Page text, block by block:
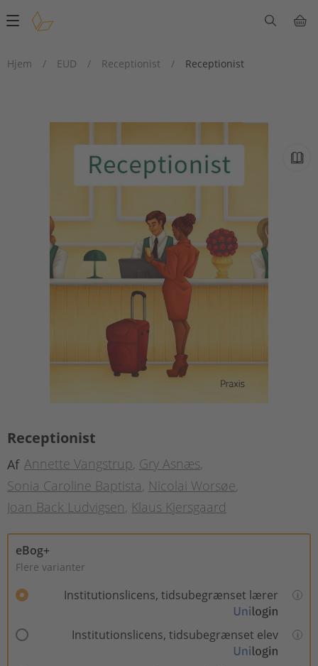
Main
Hjem
/ EUD / Receptionist / Receptionist
Receptionist
Af Annette Vangstrup Gry Asnæs
Sonia Caroline Baptista Nicolai Worsøe
Joan Back Ludvigsen Klaus Kjersgaard
eBog+
Flere varianter
Institutionslicens, tidsubegrænset lærer
Institutionslicens, tidsubegrænset elev